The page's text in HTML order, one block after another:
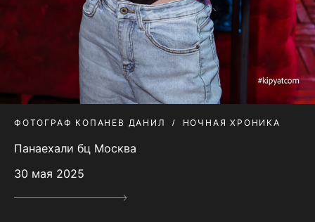
ФОТОГРАФ КОПАНЕВ ДАНИЛ НОЧНАЯ ХРОНИКА
Панаехали бц Москва
30 мая 2025